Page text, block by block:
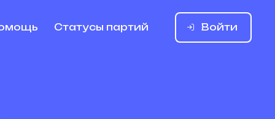
Статусы партий Войти